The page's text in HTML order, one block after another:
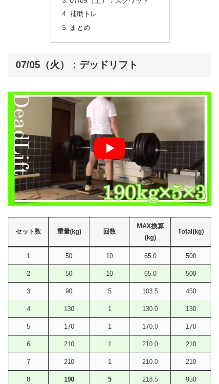
補助トレ
まとめ
07/05（火）：デッドリフト
セット数 重量(kg) 回数
MAX換算
(kg)
Total(kg)
1 50 10 65.0 500
2 50 10 65.0 500
3 90 5 103.5 450
4 130 1 130.0 130
5 170 1 170.0 170
6 210 1 210.0 210
7 210 1 210.0 210
8 190 5 218.5 950